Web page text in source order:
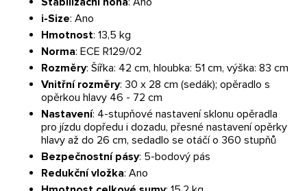
i-Size: Ano
Hmotnost: 13,5 kg
Norma: ECE R129/02
Rozměry: Šířka: 42 cm, hloubka: 51 cm, výška: 83 cm
Vnitřní rozměry: 30 x 28 cm (sedák); opěradlo s
opěrkou hlavy 46 - 72 cm
Nastavení: 4-stupňové nastavení sklonu opěradla
pro jízdu dopředu i dozadu, přesné nastavení opěrky
hlavy až do 26 cm, sedadlo se otáčí o 360 stupňů
Bezpečnostní pásy: 5-bodový pás
Redukční vložka: Ano